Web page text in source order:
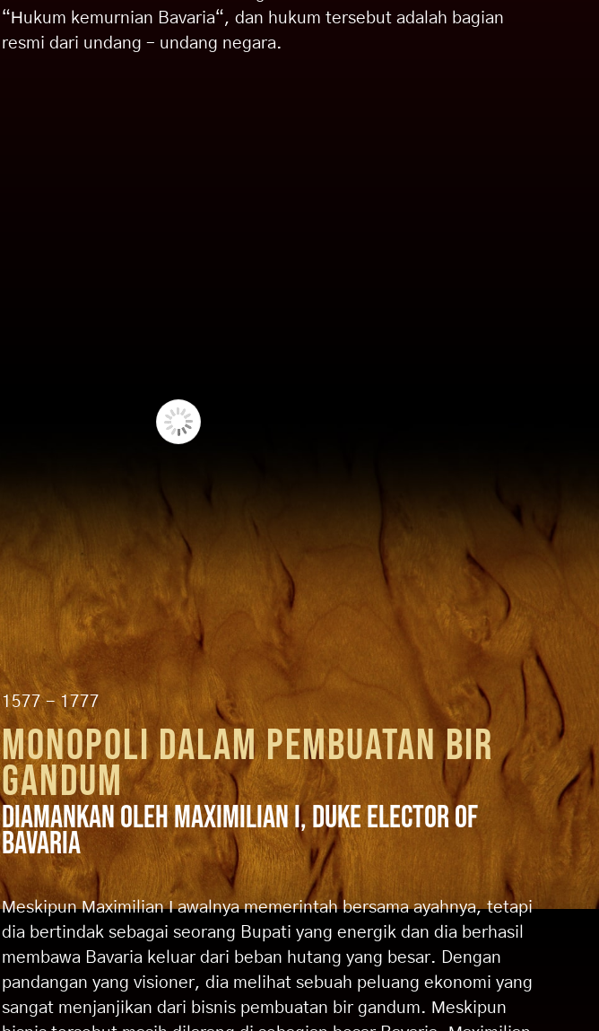
“Hukum kemurnian Bavaria“, dan hukum tersebut adalah bagian
resmi dari undang – undang negara.
1577 - 1777
MONOPOLI DALAM PEMBUATAN BIR
GANDUM
DIAMANKAN OLEH MAXIMILIAN I, DUKE ELECTOR OF
BAVARIA
Meskipun Maximilian I awalnya memerintah bersama ayahnya, tetapi
dia bertindak sebagai seorang Bupati yang energik dan dia berhasil
membawa Bavaria keluar dari beban hutang yang besar. Dengan
pandangan yang visioner, dia melihat sebuah peluang ekonomi yang
sangat menjanjikan dari bisnis pembuatan bir gandum. Meskipun